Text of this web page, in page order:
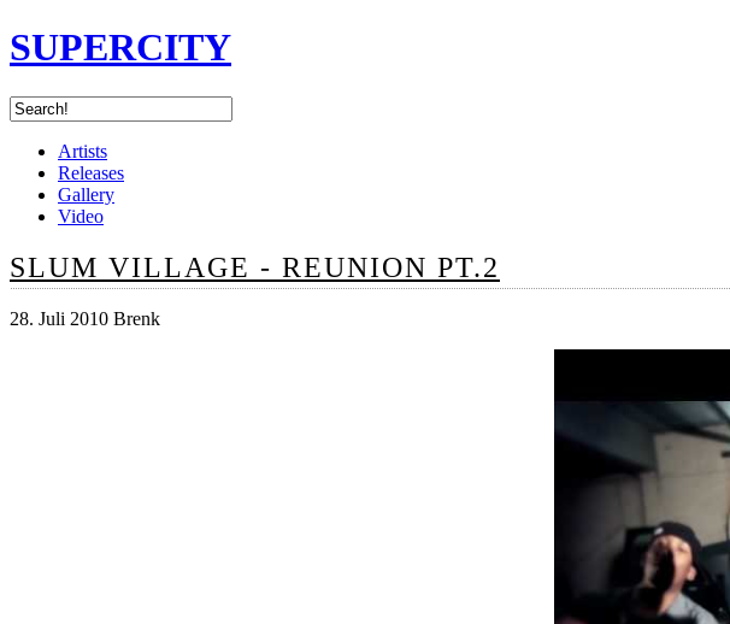
SUPERCITY
Artists
Releases
Gallery
Video
SLUM VILLAGE - REUNION PT.2
28. Juli 2010 Brenk